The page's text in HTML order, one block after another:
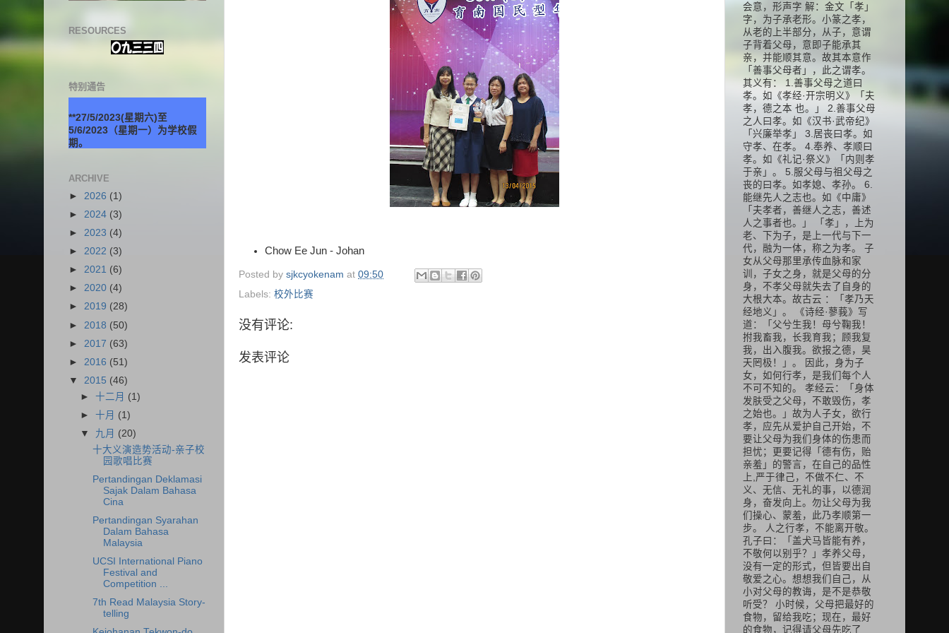
Chow Ee Jun - Johan
Posted by sjkcyokenam at 09:50
Labels: 校外比赛
没有评论:
发表评论
RESOURCES
特别通告
**27/5/2023(星期六)至
5/6/2023（星期一）为学校假
期。
ARCHIVE
► 2026 (1)
► 2024 (3)
► 2023 (4)
► 2022 (3)
► 2021 (6)
► 2020 (4)
► 2019 (28)
► 2018 (50)
► 2017 (63)
► 2016 (51)
▼ 2015 (46)
►十二月 (1)
►十月 (1)
▼ 九月 (20)
十大义演造势活动-亲子校
园歌唱比赛
Pertandingan Deklamasi
Sajak Dalam Bahasa
Cina
Pertandingan Syarahan
Dalam Bahasa
Malaysia
UCSI International Piano
Festival and
Competition ...
7th Read Malaysia Story-
telling
会意，形声字 解：金文「孝」
字，为子承老形。小篆之孝，
从老的上半部分，从子，意谓
子背着父母，意即子能承其
亲，并能顺其意。故其本意作
「善事父母者」，此之谓孝。
其义有： 1.善事父母之道曰
孝。如《孝经·开宗明义》「夫
孝，德之本 也。」 2.善事父母
之人曰孝。如《汉书·武帝纪》
「兴廉举孝」 3.居丧曰孝。如
守孝、在孝。 4.奉养、孝顺曰
孝。如《礼记·祭义》「内则孝
于亲」。 5.服父母与祖父母之
丧的曰孝。如孝媳、孝孙。 6.
能继先人之志也。如《中庸》
「夫孝者，善继人之志，善述
人之事者也。」 「孝」，上为
老、下为子，是上一代与下一
代，融为一体，称之为孝。 子
女从父母那里承传血脉和家
训，子女之身，就是父母的分
身，不孝父母就失去了自身的
大根大本。故古云 ：「孝乃天
经地义」。 《诗经·蓼莪》写
道：「父兮生我！母兮鞠我！
拊我畜我，长我育我；顾我复
我，出入腹我。欲报之德，昊
天罔极！」。 因此，身为子
女，如何行孝，是我们每个人
不可不知的。 孝经云：「身体
发肤受之父母，不敢毁伤，孝
之始也。」故为人子女，欲行
孝，应先从爱护自己开始，不
要让父母为我们身体的伤患而
担忧；更要记得「德有伤，贻
亲羞」的警言，在自己的品性
上,严于律己，不做不仁、不
义、无信、无礼的事，以德润
身，奋发向上。勿让父母为我
们操心、蒙羞，此乃孝顺第一
步。 人之行孝，不能离开敬。
孔子曰：「盖犬马皆能有养，
不敬何以别乎？」孝养父母，
没有一定的形式，但皆要出自
敬爱之心。想想我们自己，从
小对父母的教诲，是不是恭敬
听受？ 小时候，父母把最好的
食物，留给我吃；现在，最好
的食物，记得请父母先吃了